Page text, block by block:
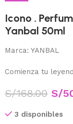
Icono .
Yanbal 50ml
Marca:YANBAL
Comienza tu
S/168.00 S/
3 disponibles